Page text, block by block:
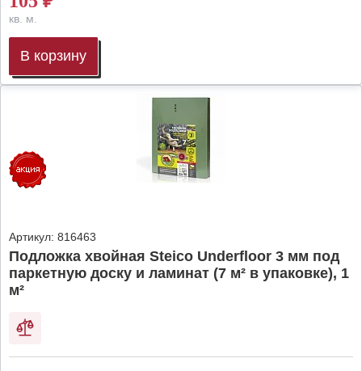
кв. м.
В корзину
Артикул: 816463
Подложка хвойная Steico Underfloor 3 мм под
паркетную доску и ламинат (7 м² в упаковке), 1
м²